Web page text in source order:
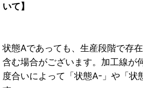
いて】
状態Aであっても、生産段階で存
含む場合がございます。加工線が
度合いによって「状態A-」や「状